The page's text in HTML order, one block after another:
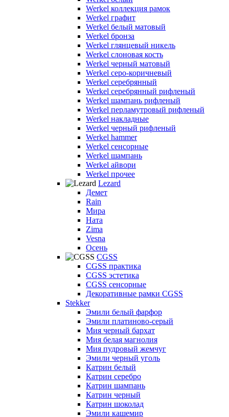
Werkel коллекция рамок
Werkel графит
Werkel белый матовый
Werkel бронза
Werkel глянцевый никель
Werkel слоновая кость
Werkel черный матовый
Werkel серо-коричневый
Werkel серебрянный
Werkel серебрянный рифленый
Werkel шампань рифленый
Werkel перламутровый рифленый
Werkel накладные
Werkel черный рифленый
Werkel hammer
Werkel сенсорные
Werkel шампань
Werkel айвори
Werkel прочее
Lezard
Демет
Rain
Мира
Ната
Zima
Vesna
Осень
CGSS
CGSS практика
CGSS эстетика
CGSS сенсорные
Декоративные рамки CGSS
Stekker
Эмили белый фарфор
Эмили платиново-серый
Мия черный бархат
Мия белая магнолия
Мия пудровый жемчуг
Эмили черный уголь
Катрин белый
Катрин серебро
Катрин шампань
Катрин черный
Катрин шоколад
Эмили кашемир